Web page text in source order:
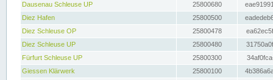
Dausenau Schleuse UP
25800680
Diez Hafen
25800500
Diez Schleuse OP
25800478
Diez Schleuse UP
25800480
Fürfurt Schleuse UP
25800300
Giessen Klärwerk
25800100